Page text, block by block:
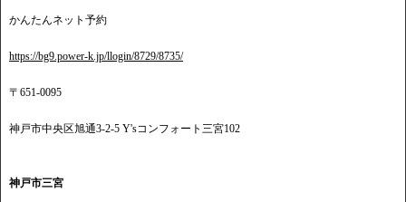
かんたんネット予約
https://bg9.power-k.jp/llogin/8729/8735/
〒651-0095
神戸市中央区旭通3-2-5 Y'sコンフォート三宮102
神戸市三宮